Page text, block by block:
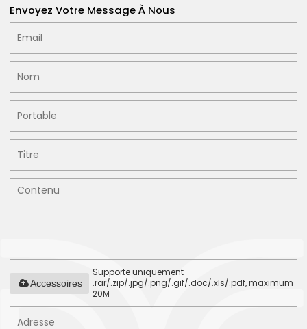
Envoyez Votre Message À Nous
Supporte uniquement
.rar/.zip/.jpg/.png/.gif/.doc/.xls/.pdf, maximum
20M
Accessoires